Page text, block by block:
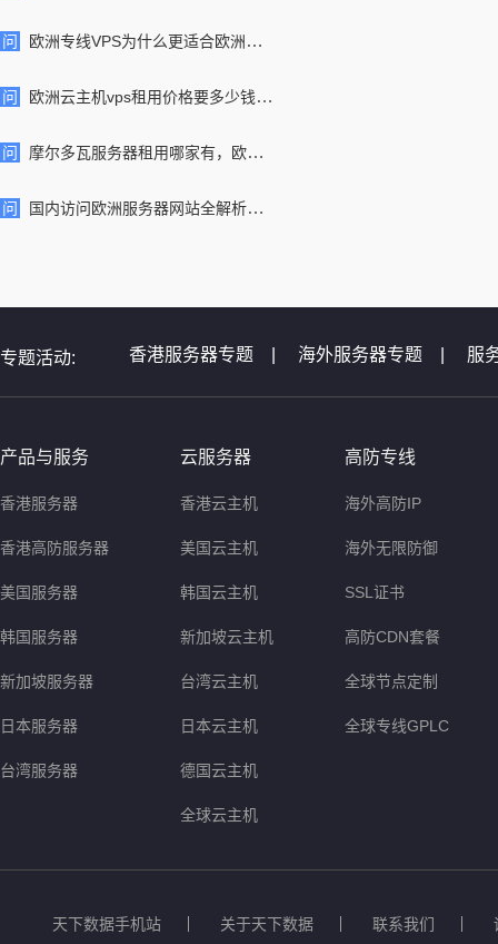
问 欧洲专线VPS为什么更适合欧洲外贸网站部署
问 欧洲云主机vps租用价格要多少钱一个月
问 摩尔多瓦服务器租用哪家有，欧洲摩尔多瓦服务器怎么样
问 国内访问欧洲服务器网站全解析：挑战与解决方案
专题活动: 香港服务器专题 海外服务器专题 服
全球服务器介绍专题 | 全球云主机专题 |
产品与服务
香港服务器
香港高防服务器
美国服务器
韩国服务器
新加坡服务器
日本服务器
台湾服务器
云服务器
香港云主机
美国云主机
韩国云主机
新加坡云主机
台湾云主机
日本云主机
德国云主机
全球云主机
高防专线
海外高防IP
海外无限防御
SSL证书
高防CDN套餐
全球节点定制
全球专线GPLC
天下数据手机站 关于天下数据 联系我们